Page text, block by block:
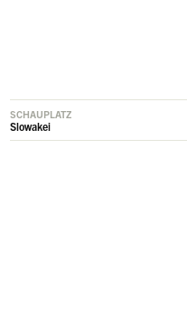
SCHAUPLATZ
Slowakei